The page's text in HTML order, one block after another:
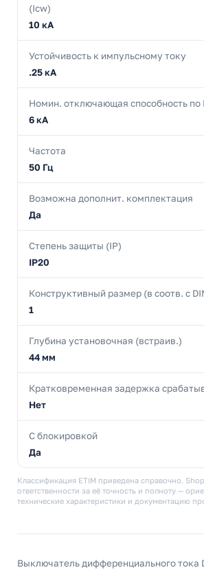
(Icw)
10 кА
Устойчивость к импульсному току
.25 кА
Номин. отключающая способность по
6 кА
Частота
50 Гц
Возможна дополнит. комплектация
Да
Степень защиты (IP)
IP20
Конструктивный размер (в соотв. с
1
Глубина установочная (встраив.)
44 мм
Кратковременная задержка
Нет
С блокировкой
Да
Классификация ETIM приведена справочно.
ответственности за её точность и полноту —
технические характеристики и документацию
Выключатель дифференциального тока